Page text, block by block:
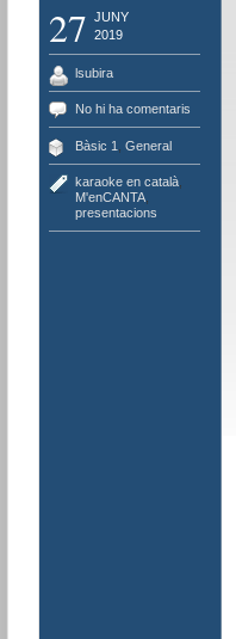
27 JUNY
2019
lsubira
No hi ha comentaris
Bàsic 1 General
karaoke en català,
M'enCANTA,
presentacions